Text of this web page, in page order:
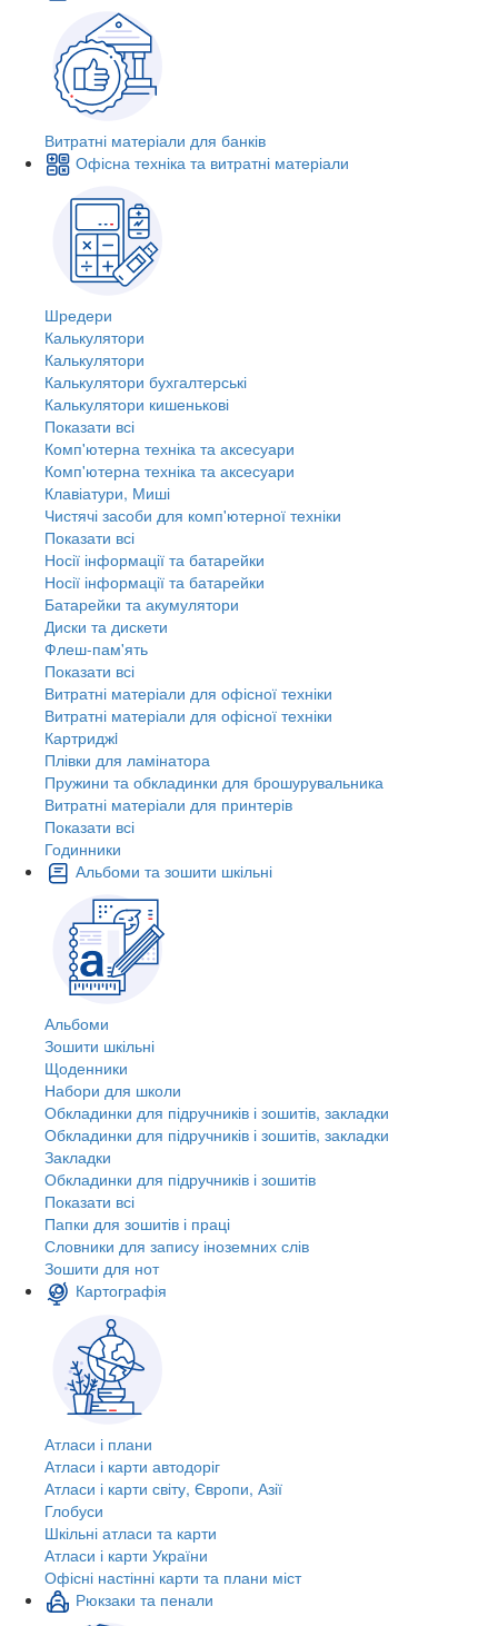
Витратні матеріали для банків
Офісна техніка та витратні матеріали
Шредери
Калькулятори
Калькулятори
Калькулятори бухгалтерські
Калькулятори кишенькові
Показати всі
Комп'ютерна техніка та аксесуари
Комп'ютерна техніка та аксесуари
Клавіатури, Миші
Чистячі засоби для комп'ютерної техніки
Показати всі
Носії інформації та батарейки
Носії інформації та батарейки
Батарейки та акумулятори
Диски та дискети
Флеш-пам'ять
Показати всі
Витратні матеріали для офісної техніки
Витратні матеріали для офісної техніки
Картриджi
Плівки для ламінатора
Пружини та обкладинки для брошурувальника
Витратні матеріали для принтерів
Показати всі
Годинники
Альбоми та зошити шкільні
Альбоми
Зошити шкільні
Щоденники
Набори для школи
Обкладинки для підручників і зошитів, закладки
Обкладинки для підручників і зошитів, закладки
Закладки
Обкладинки для підручників і зошитів
Показати всі
Папки для зошитів і праці
Словники для запису іноземних слів
Зошити для нот
Картографія
Атласи і плани
Атласи і карти автодоріг
Атласи і карти світу, Європи, Азії
Глобуси
Шкільні атласи та карти
Атласи і карти України
Офісні настінні карти та плани міст
Рюкзаки та пенали